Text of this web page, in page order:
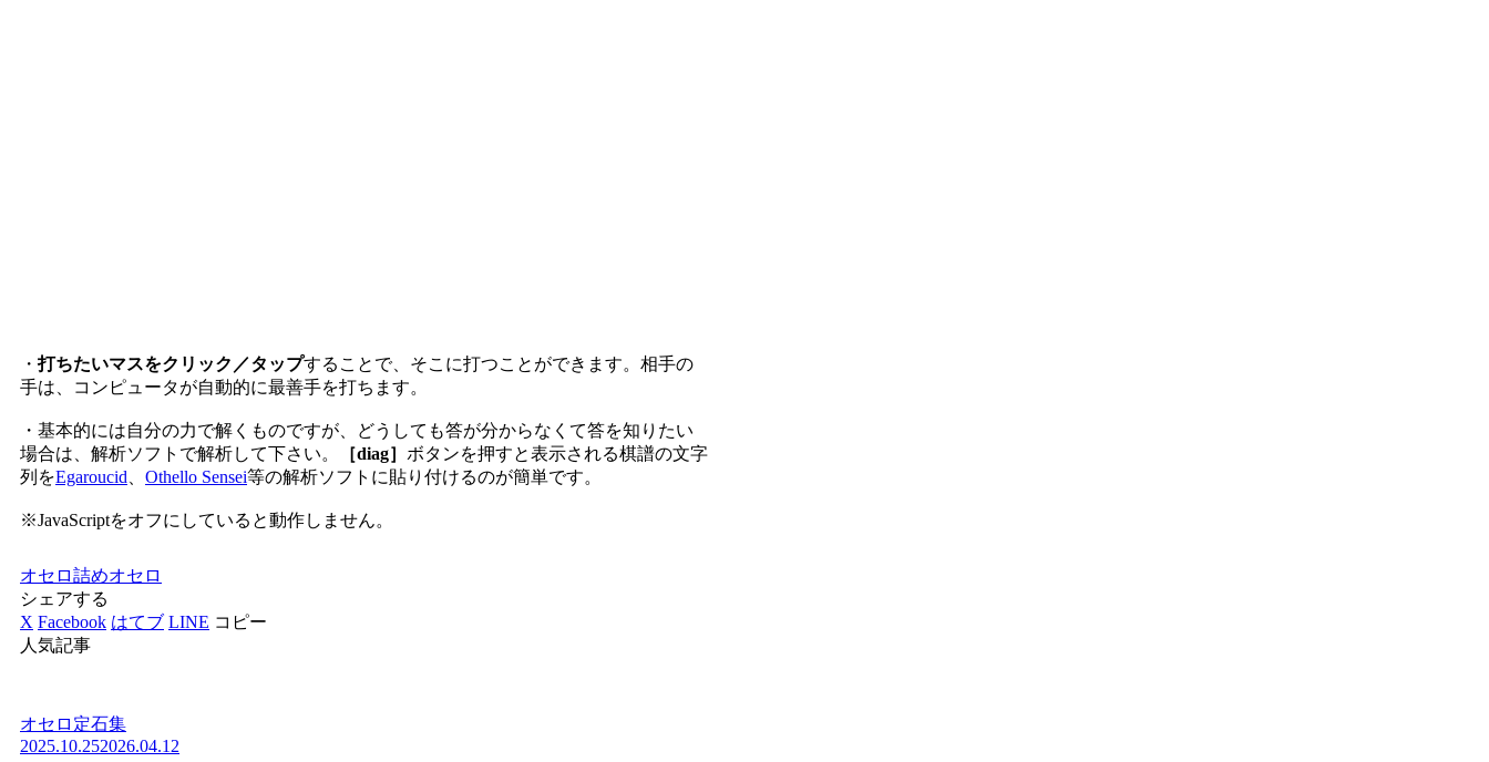
・打ちたいマスをクリック／タップすることで、そこに打つことができます。相手の
手は、コンピュータが自動的に最善手を打ちます。
・基本的には自分の力で解くものですが、どうしても答が分からなくて答を知りたい
場合は、解析ソフトで解析して下さい。
［diag］ ボタンを押すと表示される棋譜の文字
列をEgaroucid Othello Sensei等の解析ソフトに貼り付けるのが簡単です。
※JavaScriptをオフにしていると動作しません。
オセロ詰めオセロ
シェアする
X Facebook はてブ LINE コピー
人気記事
オセロ定石集
2025.10.252026.04.12